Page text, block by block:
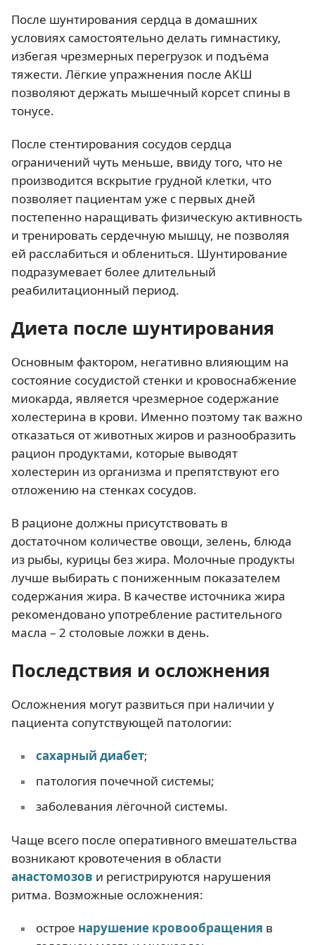
После шунтирования сердца в домашних
условиях самостоятельно делать гимнастику,
избегая чрезмерных перегрузок и подъёма
тяжести. Лёгкие упражнения после АКШ
позволяют держать мышечный корсет спины в
тонусе.
После стентирования сосудов сердца
ограничений чуть меньше, ввиду того, что не
производится вскрытие грудной клетки, что
позволяет пациентам уже с первых дней
постепенно наращивать физическую активность
и тренировать сердечную мышцу, не позволяя
ей расслабиться и облениться. Шунтирование
подразумевает более длительный
реабилитационный период.
Диета после шунтирования
Основным фактором, негативно влияющим на
состояние сосудистой стенки и кровоснабжение
миокарда, является чрезмерное содержание
холестерина в крови. Именно поэтому так важно
отказаться от животных жиров и разнообразить
рацион продуктами, которые выводят
холестерин из организма и препятствуют его
отложению на стенках сосудов.
В рационе должны присутствовать в
достаточном количестве овощи, зелень, блюда
из рыбы, курицы без жира. Молочные продукты
лучше выбирать с пониженным показателем
содержания жира. В качестве источника жира
рекомендовано употребление растительного
масла – 2 столовые ложки в день.
Последствия и осложнения
Осложнения могут развиться при наличии у
пациента сопутствующей патологии:
сахарный диабет;
патология почечной системы;
заболевания лёгочной системы.
Чаще всего после оперативного вмешательства
возникают кровотечения в области
анастомозов и регистрируются нарушения
ритма. Возможные осложнения:
острое нарушение кровообращения в